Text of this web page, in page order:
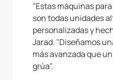
"Estas máquinas
son todas unidades
personalizadas y
Jarad. "Diseñamos
más avanzada que
grúa".